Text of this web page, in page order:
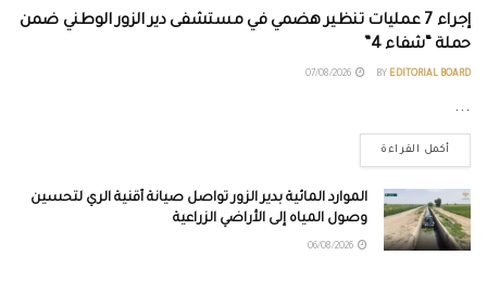
إجراء 7 عمليات تنظير هضمي في مستشفى دير الزور الوطني ضمن
حملة “شفاء 4”
BY EDITORIAL BOARD
...
أكمل القراءة
الموارد المائية بدير الزور تواصل صيانة أقنية الري لتحسين
وصول المياه إلى الأراضي الزراعية